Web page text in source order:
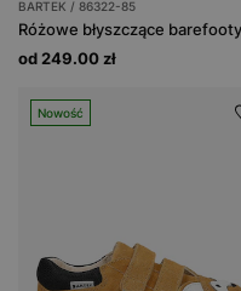
BARTEK / 86322-85
od 249.00 zł
Nowość